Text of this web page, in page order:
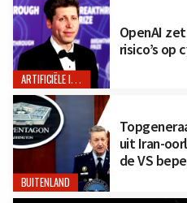
ARTIFICIËLE INTELLIGENTIE
OpenAI
risico’s op
BUITENLAND
uit Iran-
de VS